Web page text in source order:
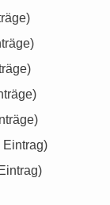
Eintrag)